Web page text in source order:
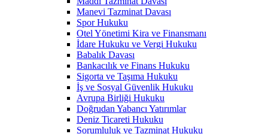
Manevi Tazminat Davası
Spor Hukuku
Otel Yönetimi Kira ve Finansmanı
İdare Hukuku ve Vergi Hukuku
Babalık Davası
Bankacılık ve Finans Hukuku
Sigorta ve Taşıma Hukuku
İş ve Sosyal Güvenlik Hukuku
Avrupa Birliği Hukuku
Doğrudan Yabancı Yatırımlar
Deniz Ticareti Hukuku
Sorumluluk ve Tazminat Hukuku